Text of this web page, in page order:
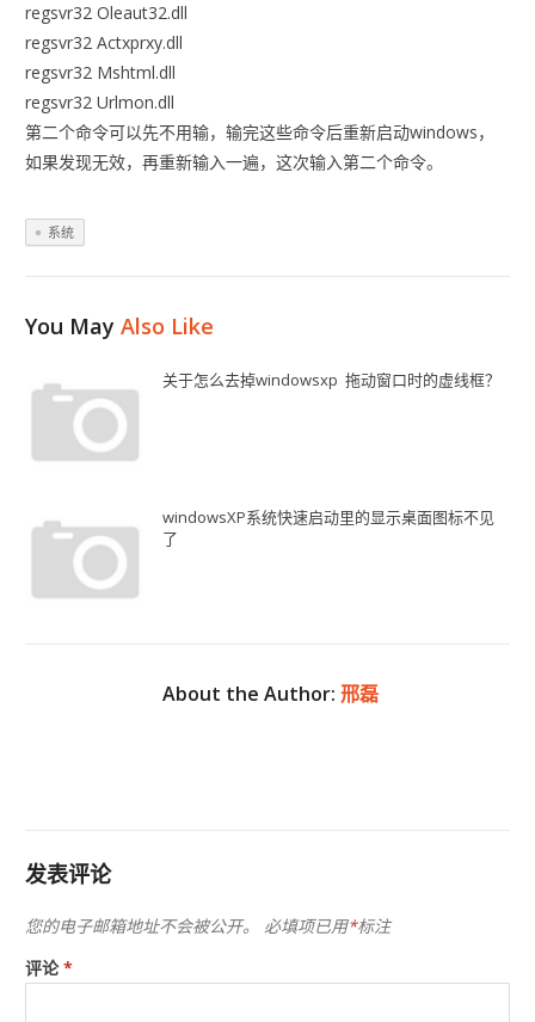
regsvr32 Oleaut32.dll
regsvr32 Actxprxy.dll
regsvr32 Mshtml.dll
regsvr32 Urlmon.dll
第二个命令可以先不用输，输完这些命令后重新启动windows，
如果发现无效，再重新输入一遍，这次输入第二个命令。
系统
You MayAlso Like
关于怎么去掉windowsxp 拖动窗口时的虚线框？
windowsXP系统快速启动里的显示桌面图标不见
了
About the Author:邢磊
发表评论
您的电子邮箱地址不会被公开。 必填项已用*标注
评论*